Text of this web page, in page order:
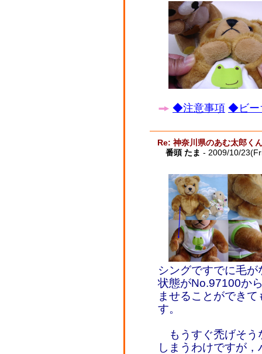
◆注意事項 ◆ビー
Re: 神奈川県のあむ太郎く
番頭 たま - 2009/10/
シングですでに毛
状態がNo.97100か
ませることができ
す。
もうすぐ禿げそう
しまうわけですが